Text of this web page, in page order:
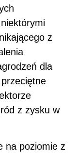
z
dla
z zysku w
na poziomie z